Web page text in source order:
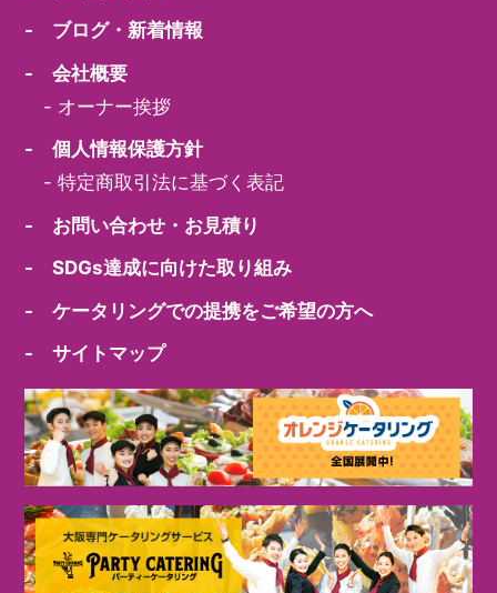
- ブログ・新着情報
- 会社概要
- オーナー挨拶
- 個人情報保護方針
-特定商取引法に基づく表記
- お問い合わせ・お見積り
- SDGs達成に向けた取り組み
- ケータリングでの提携をご希望の方へ
- サイトマップ